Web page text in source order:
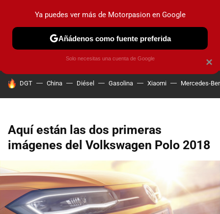
PRUEBAS COCHES ELÉCTRICOS OBSERVATORIO
HOY SE HABLA DE
DGT China Diésel Gasolina Xiaomi Mercedes-
Aquí están las dos primeras
imágenes del Volkswagen Polo 2018
×
Ya puedes ver más de Motorpasion en Google
Añádenos como fuente preferida
Solo necesitas una cuenta de Google